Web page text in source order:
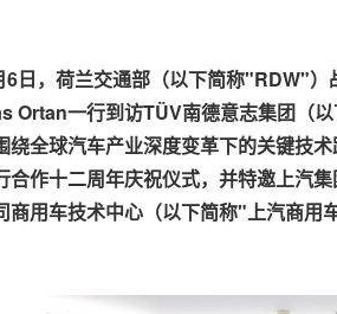
6日， 荷兰交通部（以下简称"RDW"）
Ortan一行到访TÜV南德意志集团（
全球汽车产业深度变革下的关键技
合作十二周年庆祝仪式，并特邀上汽
商用车技术中心（以下简称"上汽商